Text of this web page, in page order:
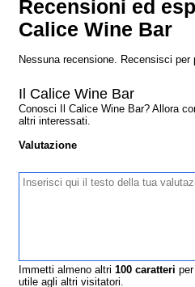
Recensioni ed
Calice Wine Bar
Nessuna recensione. Recensisci per
Il Calice Wine Bar
Conosci Il Calice Wine Bar? Allora
altri interessati.
Valutazione
Immetti almeno altri100 caratteri
utile agli altri visitatori.